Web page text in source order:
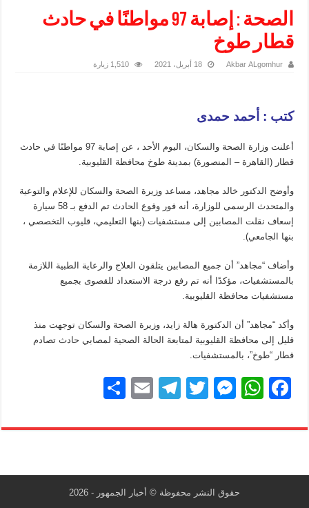
الصحة : إصابة 97 مواطنًا في حادث
قطار طوخ
Akbar ALgomhur 18 أبريل، 2021 1,510 زيارة
كتب : أحمد حمدى
أعلنت وزارة الصحة والسكان، اليوم الأحد ، عن إصابة 97 مواطنًا في حادث
قطار (القاهرة – المنصورة) بمدينة طوخ محافظة القليوبية.
وأوضح الدكتور خالد مجاهد، مساعد وزيرة الصحة والسكان للإعلام والتوعية
والمتحدث الرسمى للوزارة، أنه فور وقوع الحادث تم الدفع بـ 58 سيارة
إسعاف نقلت المصابين إلى مستشفيات (بنها التعليمي، قليوب التخصصي ،
بنها الجامعي).
وأضاف “مجاهد” أن جميع المصابين يتلقون العلاج والرعاية الطبية اللازمة
بالمستشفيات، مؤكدًا أنه تم رفع درجة الاستعداد للقصوى بجميع
مستشفيات محافظة القليوبية.
وأكد “مجاهد” أن الدكتورة هالة زايد، وزيرة الصحة والسكان توجهت منذ
قليل إلى محافظة القليوبية لمتابعة الحالة الصحية لمصابي حادث تصادم
قطار “طوخ”، بالمستشفيات.
F
c
b
W
at
A
p
M
ss
n
g
T
tt
T
e
a
m
E
ail
ar
حقوق النشر محفوظة © أخبار الجمهور - 2026